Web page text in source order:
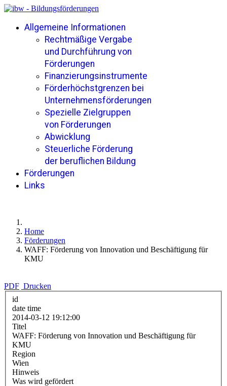
Allgemeine Informationen
Rechtmäßige Vergabe
und Durchführung von
Förderungen
Finanzierungsinstrumente
Förderhöchstgrenzen bei
Unternehmensförderungen
Spezielle Zielgruppen
von Förderungen
Abwicklung
Steuerliche Förderung
der beruflichen Bildung
Förderungen
Links
Home
Förderungen
WAFF: Förderung von Innovation und Beschäftigung für
KMU
PDF Drucken
id
date time
2014-03-12 19:12:00
Titel
WAFF: Förderung von Innovation und Beschäftigung für
KMU
Region
Wien
Hinweis
Was wird gefördert